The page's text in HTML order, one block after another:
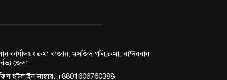
কার্যালয়ঃ রুমা বাজার, মসজিদ গলি,রুমা, বান্দরবান
জেলা।
হটলাইন নাম্বার: +8801606760388